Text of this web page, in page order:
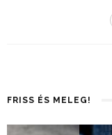
FRISS ÉS MELEG!